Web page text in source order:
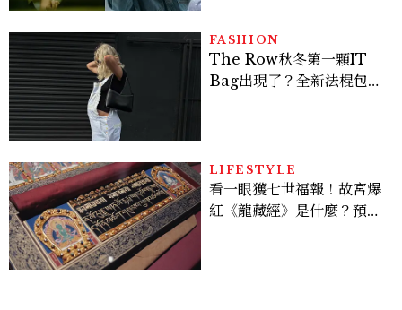
FASHION
The Row秋冬第一顆IT
Bag出現了？全新法棍包
LIFESTYLE
看一眼獲七世福報！故宮爆
紅《龍藏經》是什麼？預約